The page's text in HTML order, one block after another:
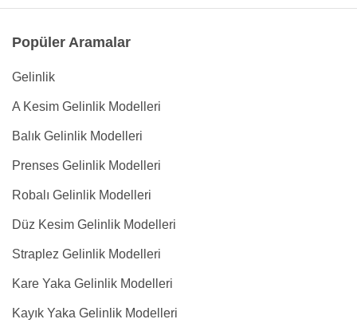
Popüler Aramalar
Gelinlik
A Kesim Gelinlik Modelleri
Balık Gelinlik Modelleri
Prenses Gelinlik Modelleri
Robalı Gelinlik Modelleri
Düz Kesim Gelinlik Modelleri
Straplez Gelinlik Modelleri
Kare Yaka Gelinlik Modelleri
Kayık Yaka Gelinlik Modelleri